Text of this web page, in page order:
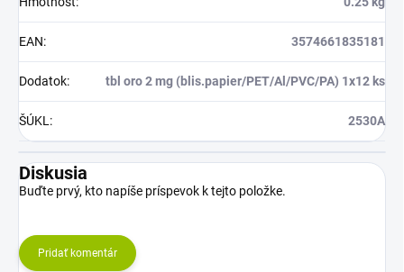
EAN: 3574661835181
Dodatok: tbl oro 2 mg (blis.papier/PET/Al/PVC/PA) 1x12 ks
ŠÚKL : 2530A
Diskusia
Buďte prvý, kto napíše príspevok k tejto položke.
Pridať komentár